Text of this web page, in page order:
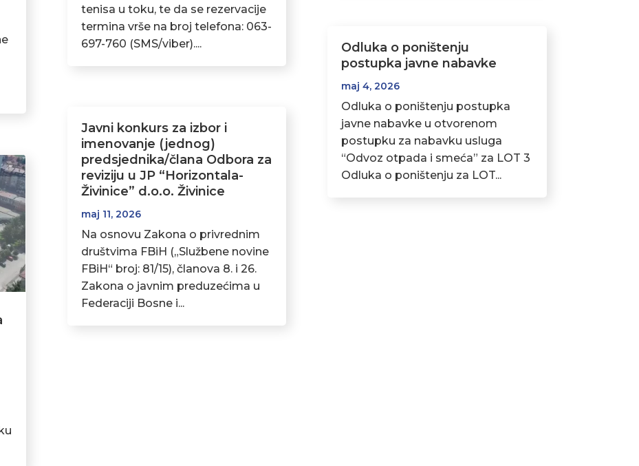
tenisa u toku, te da se rezervacije
termina vrše na broj telefona: 063-
697-760 (SMS/viber)....
Javni konkurs za izbor i
imenovanje (jednog)
predsjednika/člana Odbora za
reviziju u JP “Horizontala-
Živinice” d.o.o. Živinice
maj 11, 2026
Na osnovu Zakona o privrednim
društvima FBiH („Službene novine
FBiH“ broj: 81/15), članova 8. i 26.
Zakona o javnim preduzećima u
Federaciji Bosne i...
Odluka o poništenju
postupka javne nabavke
maj 4, 2026
Odluka o poništenju postupka
javne nabavke u otvorenom
postupku za nabavku usluga
“Odvoz otpada i smeća” za LOT 3
Odluka o poništenju za LOT...